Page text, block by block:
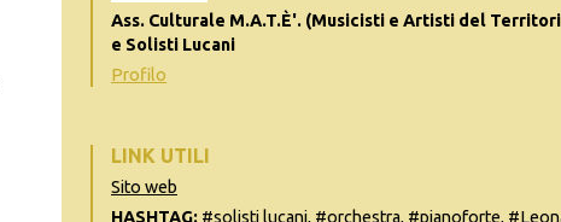
Ass. Culturale M.A.T.È'. (Musicisti e Artisti del
e Solisti Lucani
Profilo
LINK UTILI
Sito web
HASHTAG: #solisti lucani, #orchestra, #pianoforte,